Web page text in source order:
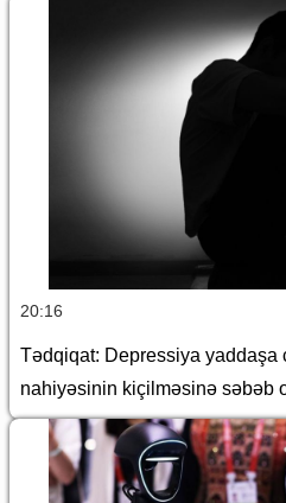
20:16
Tədqiqat: Depressiya yaddaşa
nahiyəsinin kiçilməsinə səbəb